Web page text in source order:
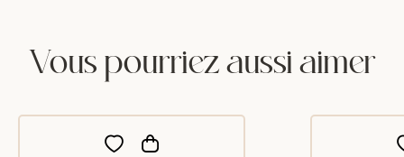
Vous pourriez aussi aimer